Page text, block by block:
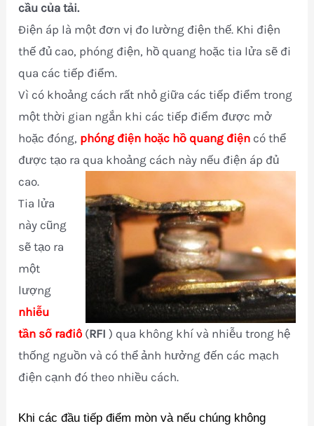
cầu của tải.
Điện áp là một đơn vị đo lường điện thế. Khi điện
thế đủ cao, phóng điện, hồ quang hoặc tia lửa sẽ đi
qua các tiếp điểm.
Vì có khoảng cách rất nhỏ giữa các tiếp điểm trong
một thời gian ngắn khi các tiếp điểm được mở
hoặc đóng, phóng điện hoặc hồ quang điện có thể
được tạo ra qua khoảng cách này nếu điện áp đủ
cao.
Tia lửa
này cũng
sẽ tạo ra
một
lượng
nhiễu
tần số rađiô(RFI ) qua không khí và nhiễu trong hệ
thống nguồn và có thể ảnh hưởng đến các mạch
điện cạnh đó theo nhiều cách.
Khi các đầu tiếp điểm mòn và nếu chúng không